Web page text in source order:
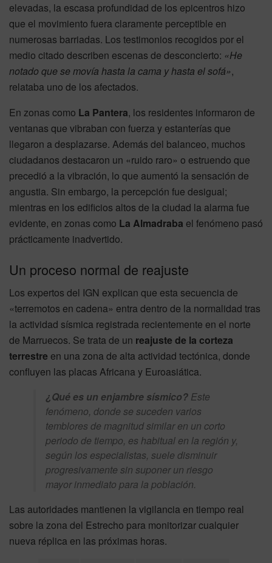
elevadas, la escasa profundidad de los epicentros hizo
que el movimiento fuera claramente perceptible en
numerosas barriadas. Los testimonios recogidos por el
medio citado describen escenas de desconcierto: «He
notado que se movía hasta la cama y hasta el sofá»,
relataba uno de los afectados.
En zonas como La Pantera, los residentes informaron de
ventanas que vibraban con fuerza y estanterías que
llegaron a desplazarse. Además del balanceo, muchos
ciudadanos destacaron un «ruido raro» o estruendo que
precedió a la vibración, lo que aumentó la sensación de
angustia. Sin embargo, la percepción fue desigual;
mientras en los edificios altos de la ciudad la alarma fue
evidente, en zonas como La Almadraba el fenómeno pasó
prácticamente inadvertido.
Un proceso normal de reajuste
Los expertos del IGN explican que esta secuencia de
«terremotos en cadena» entra dentro de la normalidad tras
la actividad sísmica registrada recientemente en el norte
de Marruecos. Se trata de un reajuste de la corteza
terrestre en una zona de alta actividad tectónica, donde
confluyen las placas Africana y Euroasiática.
¿Qué es un enjambre sísmico? Este
fenómeno, donde se suceden varios
temblores de magnitud similar en un corto
periodo de tiempo, es habitual en la región y,
según los especialistas, suele disminuir
progresivamente sin suponer un riesgo
mayor inmediato para la población.
Las autoridades mantienen la vigilancia en tiempo real
sobre la zona del Estrecho para monitorizar cualquier
nueva réplica en las próximas horas.